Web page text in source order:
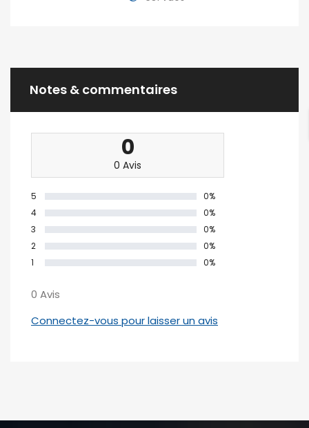
Notes & commentaires
0
0 Avis
5
0%
4
0%
3
0%
2
0%
1
0%
0 Avis
Connectez-vous pour laisser un avis